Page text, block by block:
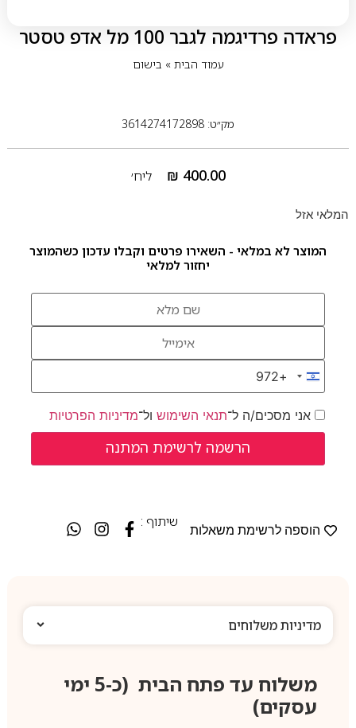
פראדה פרדיגמה לגבר 100 מל אדפ טסטר
עמוד הבית» בישום
מק״ט: 3614274172898
₪ 400.00 ליח׳
המלאי אזל
המוצר לא במלאי - השאירו פרטים וקבלו עדכון כשהמוצר
יחזור למלאי
Israel +972
+972
אני מסכים/ה ל־תנאי השימושול־מדיניות הפרטיות
הוספה לרשימת משאלות
שיתוף :
מדיניות משלוחים
משלוח עד פתח הבית (כ-5 ימי
עסקים)